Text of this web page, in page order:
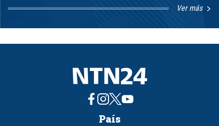
Ver más
1
8
País